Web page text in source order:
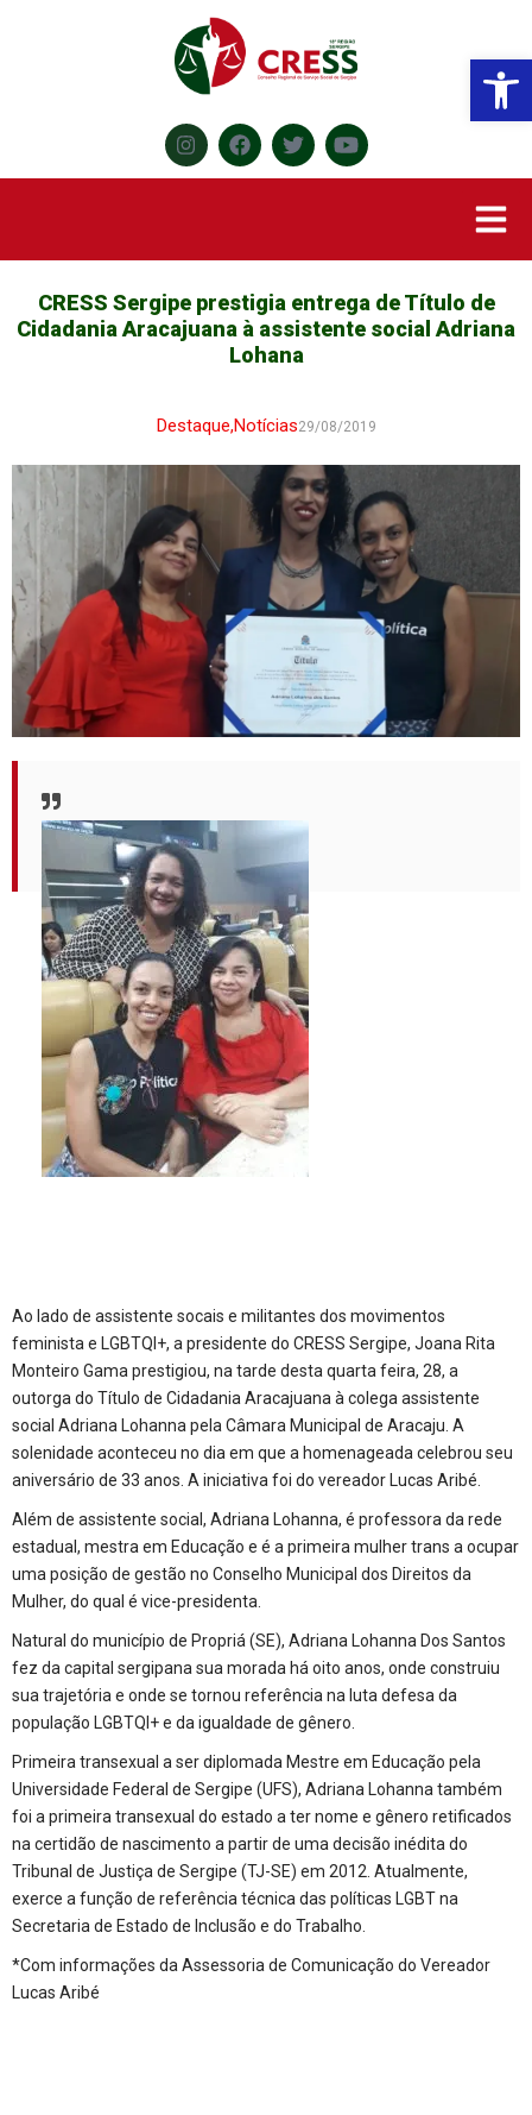
CRESS Sergipe prestigia entrega de Título de
Cidadania Aracajuana à assistente social Adriana
Lohana
Destaque,Notícias29/08/2019
Ao lado de assistente socais e militantes dos movimentos
feminista e LGBTQI+, a presidente do CRESS Sergipe, Joana Rita
Monteiro Gama prestigiou, na tarde desta quarta feira, 28, a
outorga do Título de Cidadania Aracajuana à colega assistente
social Adriana Lohanna pela Câmara Municipal de Aracaju. A
solenidade aconteceu no dia em que a homenageada celebrou seu
aniversário de 33 anos. A iniciativa foi do vereador Lucas Aribé.
Além de assistente social, Adriana Lohanna, é professora da rede
estadual, mestra em Educação e é a primeira mulher trans a ocupar
uma posição de gestão no Conselho Municipal dos Direitos da
Mulher, do qual é vice-presidenta.
Natural do município de Propriá (SE), Adriana Lohanna Dos Santos
fez da capital sergipana sua morada há oito anos, onde construiu
sua trajetória e onde se tornou referência na luta defesa da
população LGBTQI+ e da igualdade de gênero.
Primeira transexual a ser diplomada Mestre em Educação pela
Universidade Federal de Sergipe (UFS), Adriana Lohanna também
foi a primeira transexual do estado a ter nome e gênero retificados
na certidão de nascimento a partir de uma decisão inédita do
Tribunal de Justiça de Sergipe (TJ-SE) em 2012. Atualmente,
exerce a função de referência técnica das políticas LGBT na
Secretaria de Estado de Inclusão e do Trabalho.
*Com informações da Assessoria de Comunicação do Vereador
Lucas Aribé